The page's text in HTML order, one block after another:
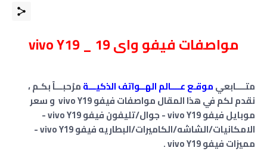
مواصفاتفيفو واى 19 _ vivo Y19
متــــابعيموقـع عــــالم الهــواتف الذكيـــةمرْحبـــاً بكـم ،
نقدم لكم في هذا المقال مواصفات فيفو vivo Y19 و سعر
موبايل فيفو vivo Y19 - جوال/تليفون فيفو vivo Y19 -
الامكانيات/الشاشه/الكاميرات/البطاريه فيفو vivo Y19 -
مميزات فيفو vivo Y19 .